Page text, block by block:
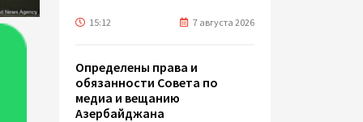
15:12 7 августа 2026
Определены права и
обязанности Совета по
медиа и вещанию
Азербайджана